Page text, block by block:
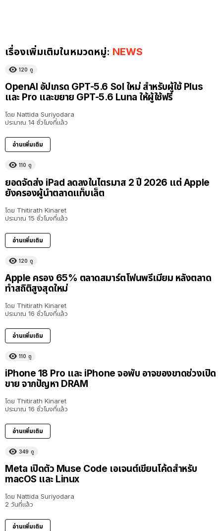
เรื่องเพิ่มเติมในหมวดหมู่: NEWS
120 ดู
OpenAI อัปเกรด GPT-5.6 Sol ใหม่ สำหรับผู้ใช้ Plus
และ Pro และขยาย GPT-5.6 Luna ให้ผู้ใช้ฟรี
โดย Nattida Suriyodara
ประมาณ 14 ชั่วโมงที่แล้ว
อ่านเพิ่มเติม
110 ดู
ยอดจัดส่ง iPad ลดลงในไตรมาส 2 ปี 2026 แต่ Apple
ยังครองผู้นำตลาดแท็บเล็ต
โดย Thitirath Kinaret
ประมาณ 15 ชั่วโมงที่แล้ว
อ่านเพิ่มเติม
120 ดู
Apple ครอง 65% ตลาดสมาร์ตโฟนพรีเมียม หลังตลาด
ทำสถิติสูงสุดใหม่
โดย Thitirath Kinaret
ประมาณ 16 ชั่วโมงที่แล้ว
อ่านเพิ่มเติม
110 ดู
iPhone 18 Pro และ iPhone จอพับ อาจของขาดช่วงเปิด
ขาย จากปัญหา DRAM
โดย Thitirath Kinaret
ประมาณ 16 ชั่วโมงที่แล้ว
อ่านเพิ่มเติม
349 ดู
Meta เปิดตัว Muse Code เอเจนต์เขียนโค้ดสำหรับ
macOS และ Linux
โดย Nattida Suriyodara
2 วันที่แล้ว
อ่านเพิ่มเติม